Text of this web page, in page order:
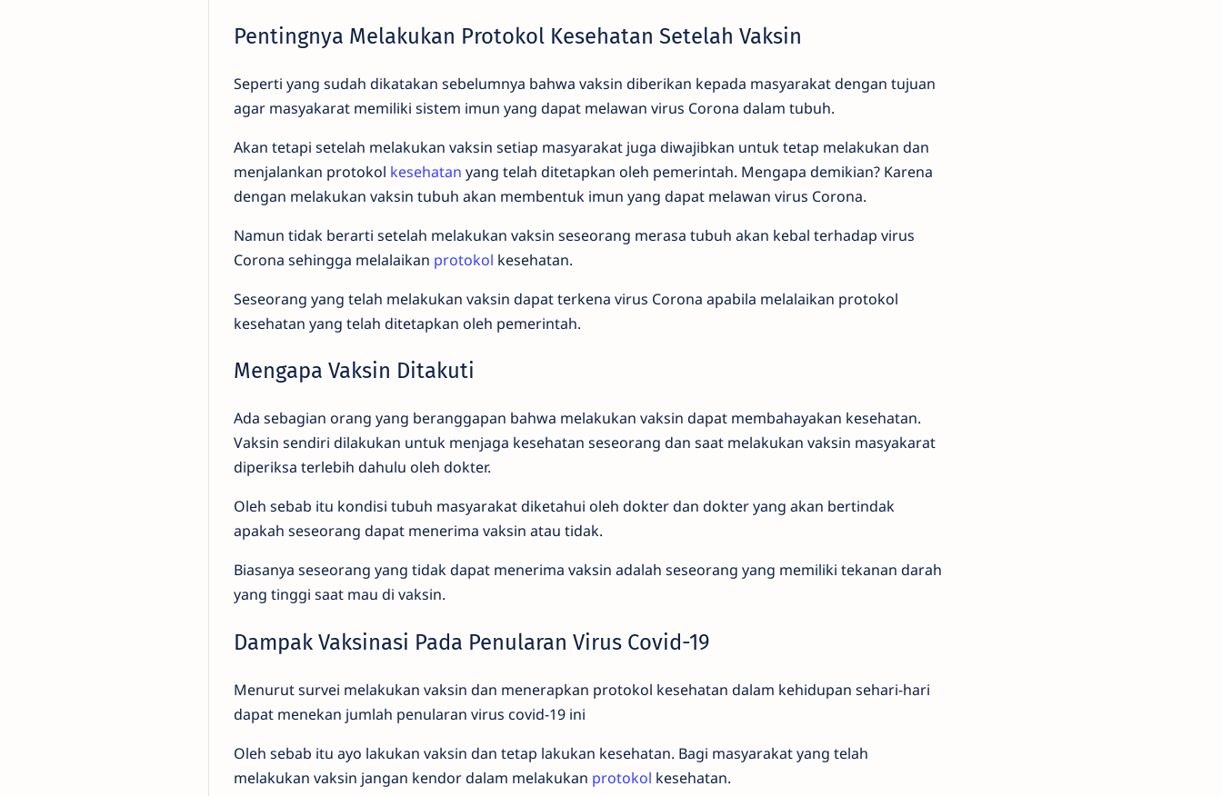
Pentingnya Melakukan Protokol Kesehatan Setelah Vaksin
Seperti yang sudah dikatakan sebelumnya bahwa vaksin diberikan kepada masyarakat dengan tujuan
agar masyakarat memiliki sistem imun yang dapat melawan virus Corona dalam tubuh.
Akan tetapi setelah melakukan vaksin setiap masyarakat juga diwajibkan untuk tetap melakukan dan
menjalankan protokol kesehatan yang telah ditetapkan oleh pemerintah. Mengapa demikian? Karena
dengan melakukan vaksin tubuh akan membentuk imun yang dapat melawan virus Corona.
Namun tidak berarti setelah melakukan vaksin seseorang merasa tubuh akan kebal terhadap virus
Corona sehingga melalaikan protokol kesehatan.
Seseorang yang telah melakukan vaksin dapat terkena virus Corona apabila melalaikan protokol
kesehatan yang telah ditetapkan oleh pemerintah.
Mengapa Vaksin Ditakuti
Ada sebagian orang yang beranggapan bahwa melakukan vaksin dapat membahayakan kesehatan.
Vaksin sendiri dilakukan untuk menjaga kesehatan seseorang dan saat melakukan vaksin masyakarat
diperiksa terlebih dahulu oleh dokter.
Oleh sebab itu kondisi tubuh masyarakat diketahui oleh dokter dan dokter yang akan bertindak
apakah seseorang dapat menerima vaksin atau tidak.
Biasanya seseorang yang tidak dapat menerima vaksin adalah seseorang yang memiliki tekanan darah
yang tinggi saat mau di vaksin.
Dampak Vaksinasi Pada Penularan Virus Covid-19
Menurut survei melakukan vaksin dan menerapkan protokol kesehatan dalam kehidupan sehari-hari
dapat menekan jumlah penularan virus covid-19 ini
Oleh sebab itu ayo lakukan vaksin dan tetap lakukan kesehatan. Bagi masyarakat yang telah
melakukan vaksin jangan kendor dalam melakukan protokol kesehatan.